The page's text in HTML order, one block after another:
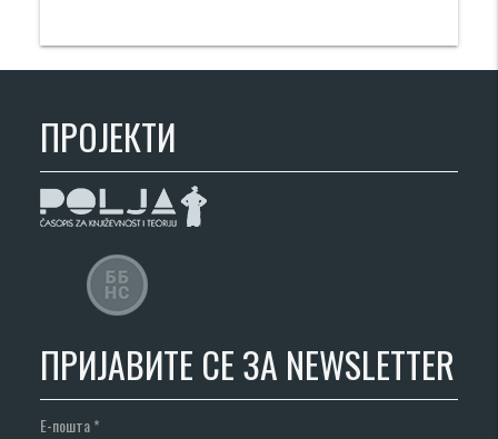
ПРОЈЕКТИ
ПРИЈАВИТЕ СЕ ЗА NEWSLETTER
Е-пошта*